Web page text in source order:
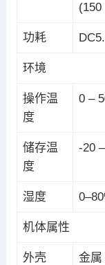
(150
功耗
环境
操作温
度
0 –
储存温
度
-20
湿度
机体属性
外壳 金属